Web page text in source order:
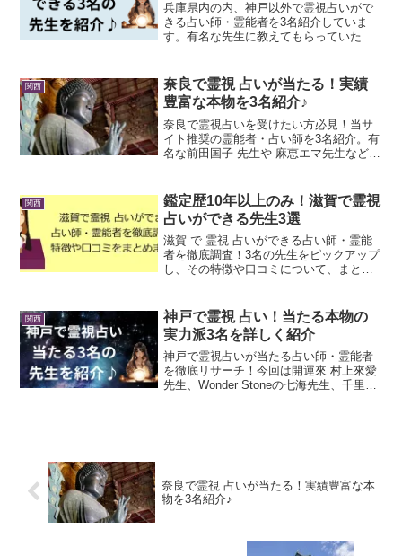
兵庫県内の内、神戸以外で霊視占いがで
きる占い師・霊能者を3名紹介していま
す。有名な先生に教えてもらっていた天
名な先生もいますよ！
関西
奈良で霊視 占いが当たる！実績
豊富な本物を3名紹介♪
奈良で霊視占いを受けたい方必見！当サ
イト推奨の霊能者・占い師を3名紹介。有
名な前田国子 先生や 麻恵エマ先生などの
関西
鑑定歴10年以上のみ！滋賀で霊視
占いができる先生3選
滋賀 で 霊視 占いができる占い師・霊能
者を徹底調査！3名の先生をピックアップ
し、その特徴や口コミについて、まとめ
関西
神戸で霊視 占い！当たる本物の
実力派3名を詳しく紹介
神戸で霊視占いが当たる占い師・霊能者
を徹底リサーチ！今回は開運來 村上來愛
先生、Wonder Stoneの七海先生、千里眼
奈良で霊視 占いが当たる！実績豊富な本
物を3名紹介♪